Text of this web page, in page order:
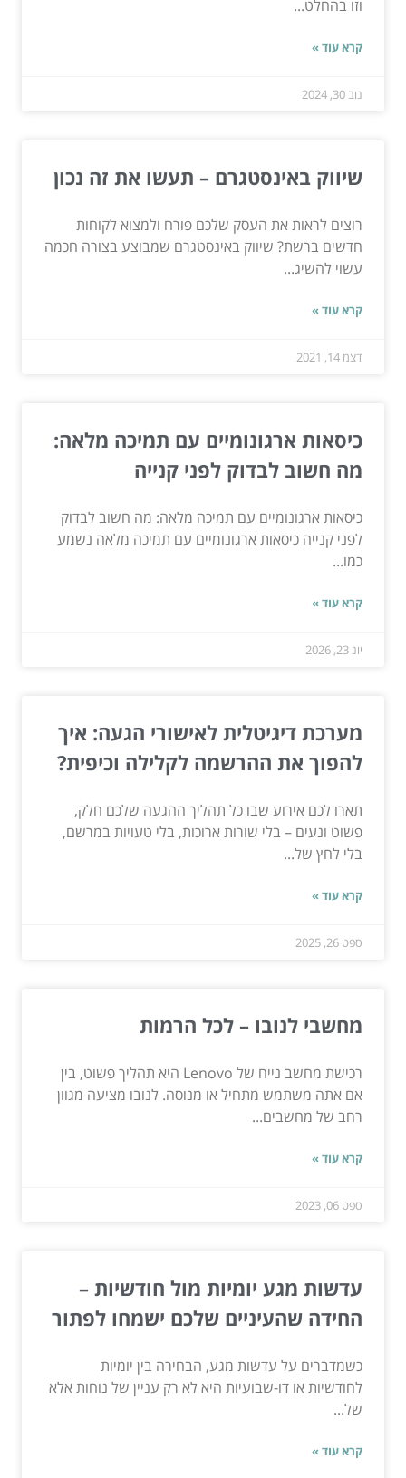
וזו בהחלט...
קרא עוד »
נוב 30, 2024
שיווק באינסטגרם – תעשו את זה נכון
רוצים לראות את העסק שלכם פורח ולמצוא לקוחות
חדשים ברשת? שיווק באינסטגרם שמבוצע בצורה חכמה
עשוי להשיג...
קרא עוד »
דצמ 14, 2021
כיסאות ארגונומיים עם תמיכה מלאה:
מה חשוב לבדוק לפני קנייה
כיסאות ארגונומיים עם תמיכה מלאה: מה חשוב לבדוק
לפני קנייה כיסאות ארגונומיים עם תמיכה מלאה נשמע
כמו...
קרא עוד »
יונ 23, 2026
מערכת דיגיטלית לאישורי הגעה: איך
להפוך את ההרשמה לקלילה וכיפית?
תארו לכם אירוע שבו כל תהליך ההגעה שלכם חלק,
פשוט ונעים – בלי שורות ארוכות, בלי טעויות במרשם,
בלי לחץ של...
קרא עוד »
ספט 26, 2025
מחשבי לנובו – לכל הרמות
רכישת מחשב נייח של Lenovo היא תהליך פשוט, בין
אם אתה משתמש מתחיל או מנוסה. לנובו מציעה מגוון
רחב של מחשבים...
קרא עוד »
ספט 06, 2023
עדשות מגע יומיות מול חודשיות –
החידה שהעיניים שלכם ישמחו לפתור
כשמדברים על עדשות מגע, הבחירה בין יומיות
לחודשיות או דו-שבועיות היא לא רק עניין של נוחות אלא
של...
קרא עוד »